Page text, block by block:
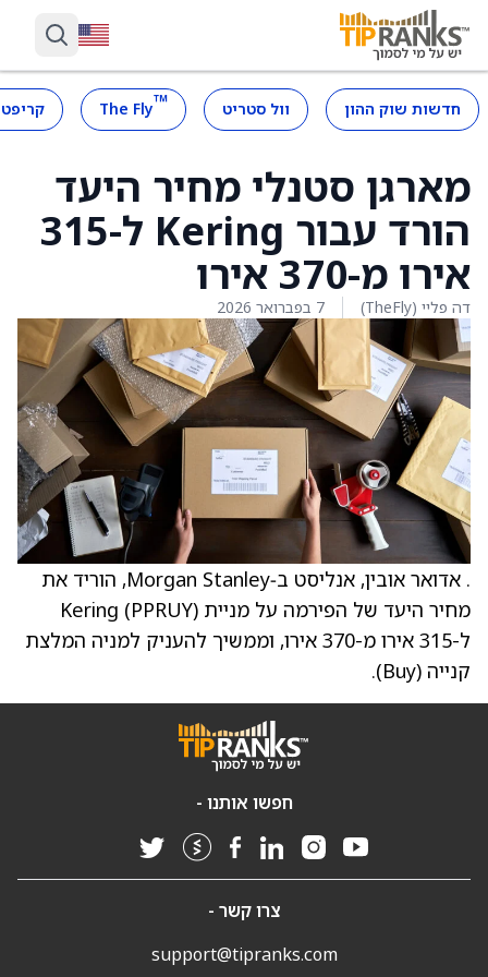
חדשות שוק ההון וול סטריט ™
The Fly
מארגן סטנלי מחיר היעד
הורד עבור Kering ל-315
אירו מ-370 אירו
דה פליי (TheFly) 7 בפברואר 2026
. אדואר אובין, אנליסט ב‑Morgan Stanley, הוריד את
מחיר היעד של הפירמה על מניית Kering (PPRUY)
ל-315 אירו מ-370 אירו, וממשיך להעניק למניה המלצת
קנייה (Buy).
חפשו אותנו -
צרו קשר -
support@tipranks.com